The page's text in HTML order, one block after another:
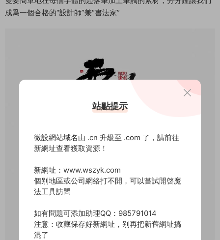
成爲一個合格的“設計師”兼“書法家”
站點提示
微設網站域名由 .cn 升級至 .com 了，請前往
新網址查看獲取資源！
新網址：www.wszyk.com
個别地區或公司網絡打不開，可以嘗試開啓魔
法工具訪問
如有問題可添加助理QQ：985791014
注意：收藏保存好新網址，别再把新舊網址搞
混了